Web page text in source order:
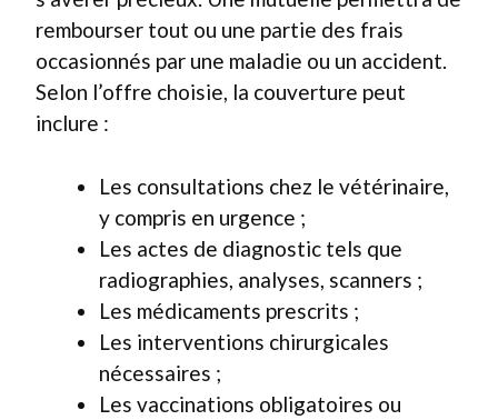
rembourser tout ou une partie des frais
occasionnés par une maladie ou un accident.
Selon l’offre choisie, la couverture peut
inclure :
Les consultations chez le vétérinaire,
y compris en urgence ;
Les actes de diagnostic tels que
radiographies, analyses, scanners ;
Les médicaments prescrits ;
Les interventions chirurgicales
nécessaires ;
Les vaccinations obligatoires ou